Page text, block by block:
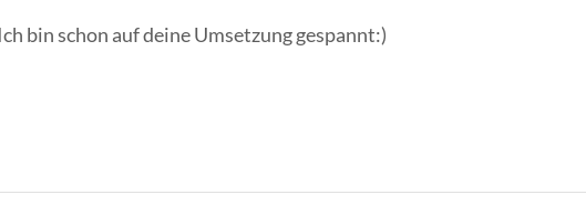
bin schon auf deine Umsetzung gespannt:)